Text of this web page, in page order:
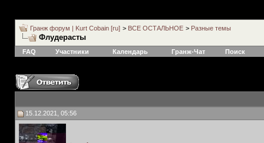
Гранж форум | Kurt Cobain [ru] > ВСЕ ОСТАЛЬНОЕ > Разные темы
Флудерасты
FAQ Участники Календарь Гранж-Чат Поиск
15.12.2021, 05:56